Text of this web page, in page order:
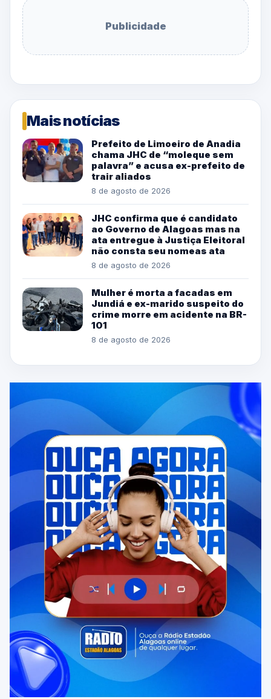
Publicidade
Mais notícias
Prefeito de Limoeiro de Anadia
chama JHC de “moleque sem
palavra” e acusa ex-prefeito de
trair aliados
8 de agosto de 2026
JHC confirma que é candidato
ao Governo de Alagoas mas na
ata entregue à Justiça Eleitoral
não consta seu nomeas ata
8 de agosto de 2026
Mulher é morta a facadas em
Jundiá e ex-marido suspeito do
crime morre em acidente na BR-
101
8 de agosto de 2026